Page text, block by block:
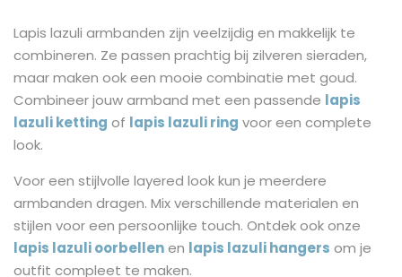
Lapis lazuli armbanden zijn veelzijdig en makkelijk te
combineren. Ze passen prachtig bij zilveren sieraden,
maar maken ook een mooie combinatie met goud.
Combineer jouw armband met een passende lapis
lazuli ketting of lapis lazuli ring voor een complete
look.
Voor een stijlvolle layered look kun je meerdere
armbanden dragen. Mix verschillende materialen en
stijlen voor een persoonlijke touch. Ontdek ook onze
lapis lazuli oorbellenen lapis lazuli hangers om je
outfit compleet te maken.